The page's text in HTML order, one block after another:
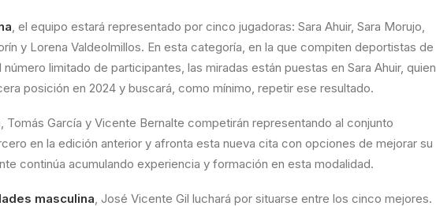
, el equipo estará representado por cinco jugadoras: Sara Ahuir, Sara Morujo,
y Lorena Valdeolmillos. En esta categoría, en la que compiten deportistas de
limitado de participantes, las miradas están puestas en Sara Ahuir, quien
posición en 2024 y buscará, como mínimo, repetir ese resultado.
, Tomás García y Vicente Bernalte competirán representando al conjunto
en la edición anterior y afronta esta nueva cita con opciones de mejorar su
continúa acumulando experiencia y formación en esta modalidad.
masculina, José Vicente Gil luchará por situarse entre los cinco mejores.